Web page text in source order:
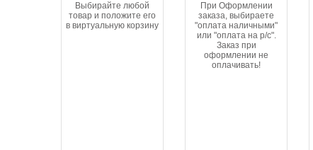
Выбирайте любой
товар и положите его
в виртуальную корзину
При Оформлении
заказа, выбираете
"оплата наличными"
или "оплата на р/с".
Заказ при
оформлении не
оплачивать!